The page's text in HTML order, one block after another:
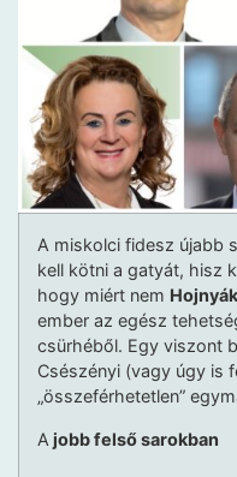
A miskolci fidesz újabb
kell kötni a gatyát, hisz
hogy miért nem
ember az egész
csürhéből. Egy viszont
Csészényi (vagy úgy is
„összeférhetetlen”
A jobb felső sarokban